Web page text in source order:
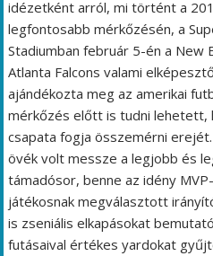
idézetként arról, mi történt a
legfontosabb mérkőzésén, a
Stadiumban február 5-én a New
Atlanta Falcons valami
ajándékozta meg az amerikai
mérkőzés előtt is tudni lehetett,
csapata fogja összemérni
övék volt messze a legjobb és
támadósor, benne az idény
játékosnak megválasztott
is zseniális elkapásokat bemutató
futásaival értékes yardokat